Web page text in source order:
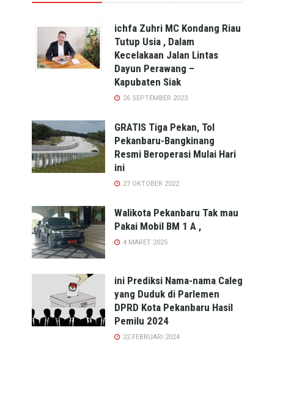
ichfa Zuhri MC Kondang Riau
Tutup Usia , Dalam
Kecelakaan Jalan Lintas
Dayun Perawang –
Kapubaten Siak
26 SEPTEMBER 2023
GRATIS Tiga Pekan, Tol
Pekanbaru-Bangkinang
Resmi Beroperasi Mulai Hari
ini
27 OKTOBER 2022
Walikota Pekanbaru Tak mau
Pakai Mobil BM 1 A ,
4 MARET 2025
ini Prediksi Nama-nama Caleg
yang Duduk di Parlemen
DPRD Kota Pekanbaru Hasil
Pemilu 2024
22 FEBRUARI 2024